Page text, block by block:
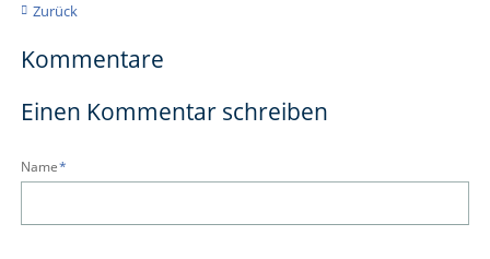
Zurück
Kommentare
Einen Kommentar schreiben
Pflichtfeld
Name*